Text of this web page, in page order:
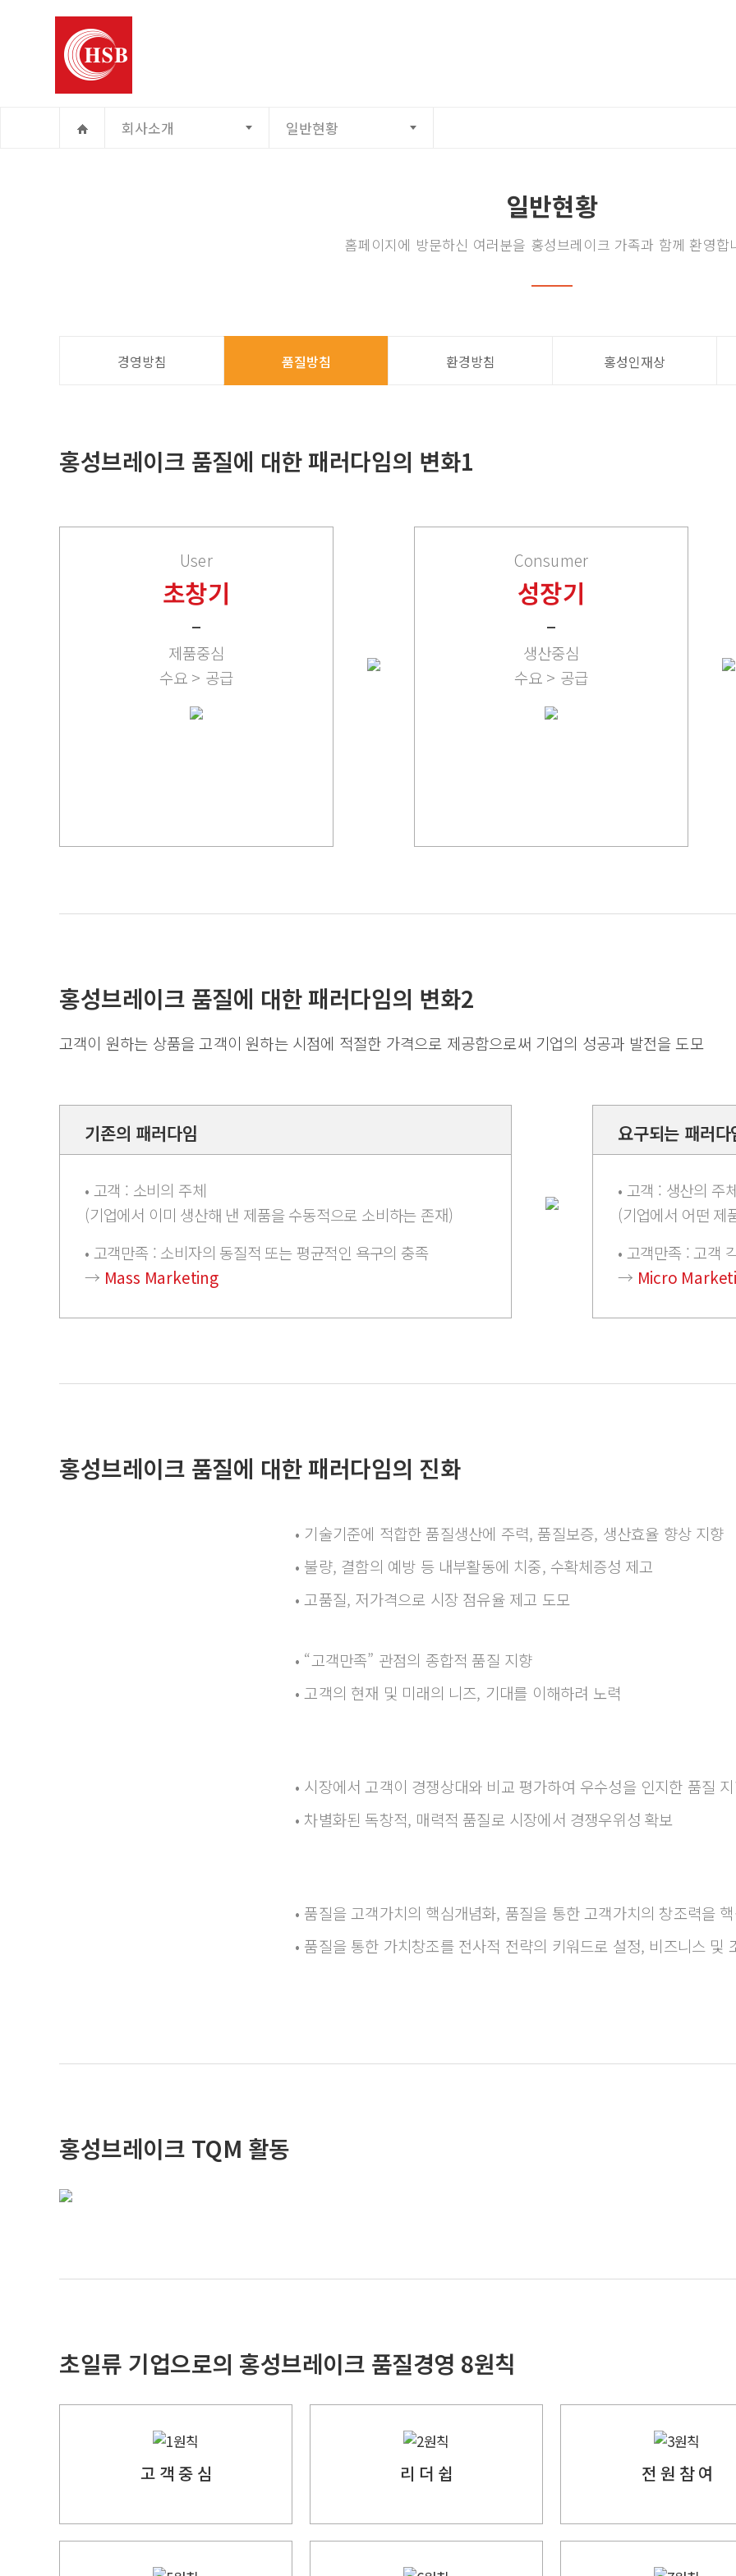
회사소개 일반현황
일반현황
홈페이지에 방문하신 여러분을 홍성브레이크 가족과 함께 환영합
경영방침 품질방침 환경방침 홍성인재상
홍성브레이크 품질에 대한 패러다임의 변화1
User
초창기
제품중심
수요 > 공급
Consumer
성장기
생산중심
수요 > 공급
홍성브레이크 품질에 대한 패러다임의 변화2
고객이 원하는 상품을 고객이 원하는 시점에 적절한 가격으로 제공함으로써 기업의 성공과 발전을 도모
기존의 패러다임
• 고객 : 소비의 주체
(기업에서 이미 생산해 낸 제품을 수동적으로 소비하는 존재)
• 고객만족 : 소비자의 동질적 또는 평균적인 욕구의 충족
→ Mass Marketing
요구되는 패러다
• 고객 : 생산의 주
(기업에서 어떤 제
• 고객만족 : 고객
→ Micro
홍성브레이크 품질에 대한 패러다임의 진화
• 기술기준에 적합한 품질생산에 주력, 품질보증, 생산효율 향상 지향
• 불량, 결함의 예방 등 내부활동에 치중, 수확체증성 제고
• 고품질, 저가격으로 시장 점유율 제고 도모
• “고객만족” 관점의 종합적 품질 지향
• 고객의 현재 및 미래의 니즈, 기대를 이해하려 노력
• 시장에서 고객이 경쟁상대와 비교 평가하여 우수성을 인지한 품질
• 차별화된 독창적, 매력적 품질로 시장에서 경쟁우위성 확보
• 품질을 고객가치의 핵심개념화, 품질을 통한 고객가치의 창조력을
• 품질을 통한 가치창조를 전사적 전략의 키워드로 설정, 비즈니스 및
홍성브레이크 TQM 활동
초일류 기업으로의 홍성브레이크 품질경영 8원칙
고 객 중 심 리 더 쉽 전 원 참 여